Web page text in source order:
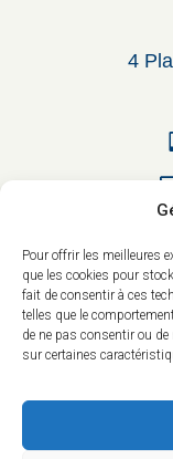
Pour offrir les meilleures
que les cookies pour
fait de consentir à ces
telles que le
de ne pas consentir ou
sur certaines
4